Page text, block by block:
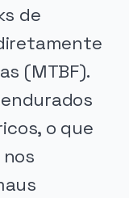
de
(MTBF).
o que